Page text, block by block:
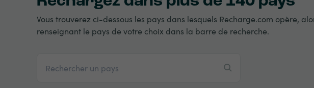
Vous trouverez ci-dessous les pays dans lesquels Recharge.com opère,
renseignant le pays de votre choix dans la barre de recherche.